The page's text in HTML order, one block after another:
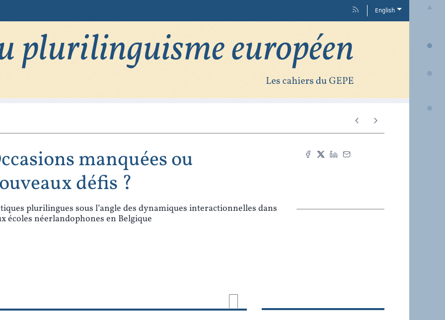
English
manquées ou
défis ?
plurilingues sous l’angle des dynamiques interactionnelles dans
écoles néerlandophones en Belgique